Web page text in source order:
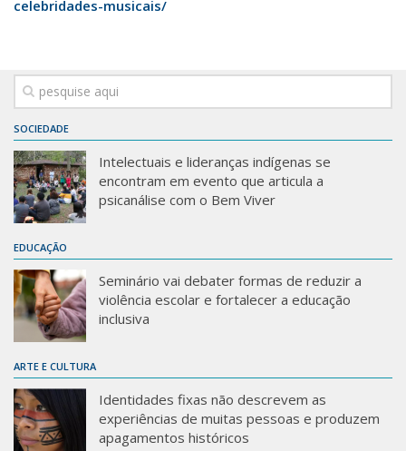
celebridades-musicais/
SOCIEDADE
Intelectuais e lideranças indígenas se
encontram em evento que articula a
psicanálise com o Bem Viver
EDUCAÇÃO
Seminário vai debater formas de reduzir a
violência escolar e fortalecer a educação
inclusiva
ARTE E CULTURA
Identidades fixas não descrevem as
experiências de muitas pessoas e produzem
apagamentos históricos